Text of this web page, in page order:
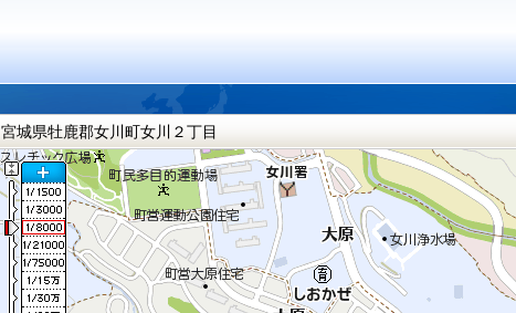
宮城県牡鹿郡女川町女川２丁目